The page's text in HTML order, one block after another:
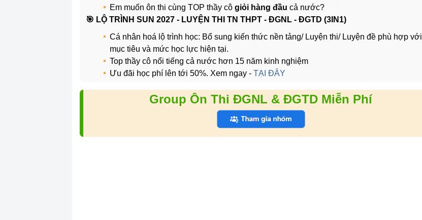
Em muốn ôn thi cùng TOP thầy cô giỏi hàng đầu cả nước?
️🎯 LỘ TRÌNH SUN 2027 - LUYỆN THI TN THPT - ĐGNL - ĐGTD (3IN1)
Cá nhân hoá lộ trình học: Bổ sung kiến thức nền tảng/ Luyện thi/ Luyện đề phù hợp với
mục tiêu và mức học lực hiện tại.
Top thầy cô nổi tiếng cả nước hơn 15 năm kinh nghiệm
Ưu đãi học phí lên tới 50%. Xem ngay - TẠI ĐÂY
Group Ôn Thi ĐGNL & ĐGTD Miễn Phí